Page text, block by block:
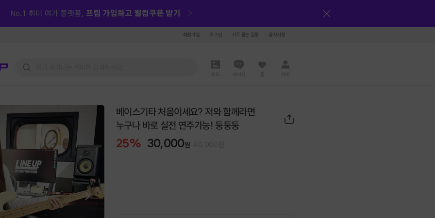
회원가입 로그인 자주 묻는 질문 공지사항
메시지 찜 마이
베이스기타 처음이세요? 저와 함께라면
누구나 바로 실전 연주가능! 둥둥둥
25% 30,000원